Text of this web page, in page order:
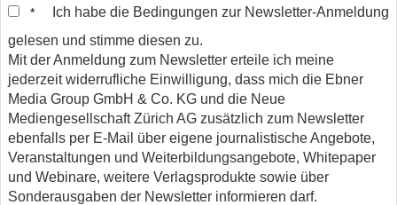
*
Ich habe die Bedingungen zur Newsletter-Anmeldung
gelesen und stimme diesen zu.
Mit der Anmeldung zum Newsletter erteile ich meine
jederzeit widerrufliche Einwilligung, dass mich die Ebner
Media Group GmbH & Co. KG und die Neue
Mediengesellschaft Zürich AG zusätzlich zum Newsletter
ebenfalls per E-Mail über eigene journalistische Angebote,
Veranstaltungen und Weiterbildungsangebote, Whitepaper
und Webinare, weitere Verlagsprodukte sowie über
Sonderausgaben der Newsletter informieren darf.